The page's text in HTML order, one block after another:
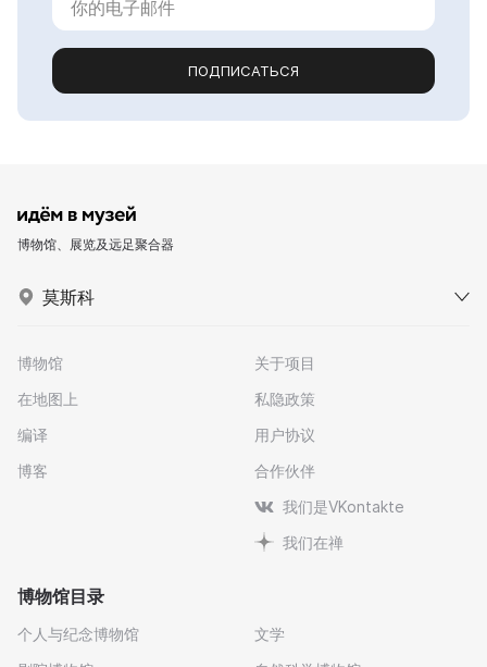
ПОДПИСАТЬСЯ
博物馆、展览及远足聚合器
莫斯科
博物馆
在地图上
编译
博客
关于项目
私隐政策
用户协议
合作伙伴
我们是VKontakte
我们在禅
博物馆目录
个人与纪念博物馆
文学